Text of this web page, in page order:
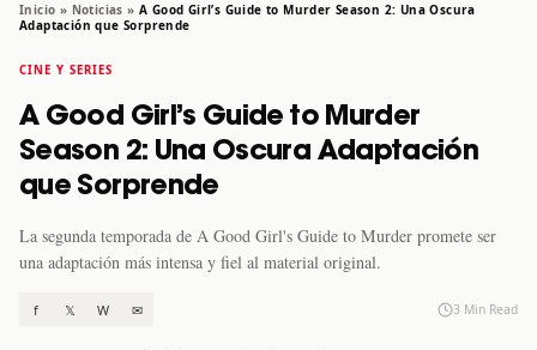
Inicio » Noticias » A Good Girl’s Guide to Murder Season 2: Una Oscura
Adaptación que Sorprende
CINE Y SERIES
A Good Girl’s Guide to Murder
Season 2: Una Oscura Adaptación
que Sorprende
La segunda temporada de A Good Girl's Guide to Murder promete ser
una adaptación más intensa y fiel al material original.
f 𝕏 W ✉ 3 Min Read